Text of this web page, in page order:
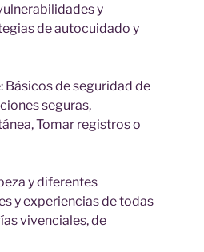
y
de autocuidado y
de seguridad de
seguras,
Tomar registros o
y diferentes
y experiencias de todas
vivenciales, de